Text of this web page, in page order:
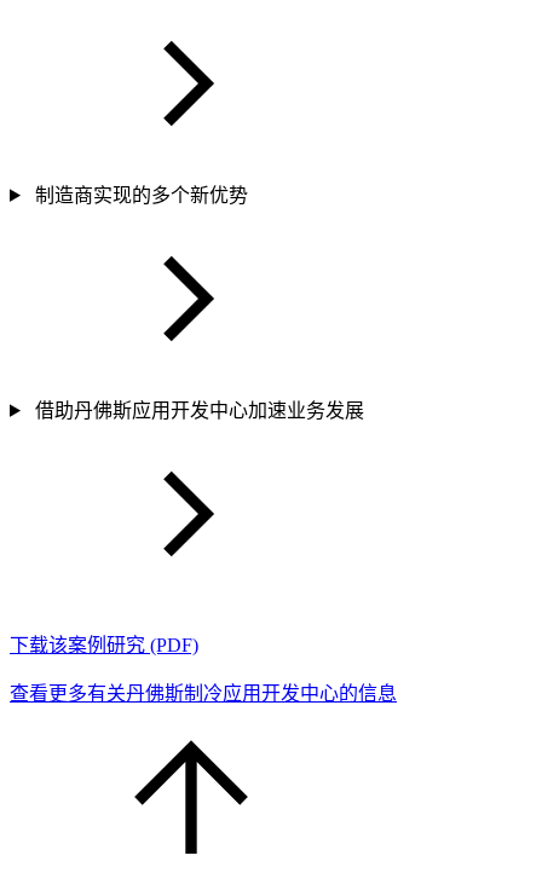
制造商实现的多个新优势
借助丹佛斯应用开发中心加速业务发展
下载该案例研究 (PDF)
查看更多有关丹佛斯制冷应用开发中心的信息